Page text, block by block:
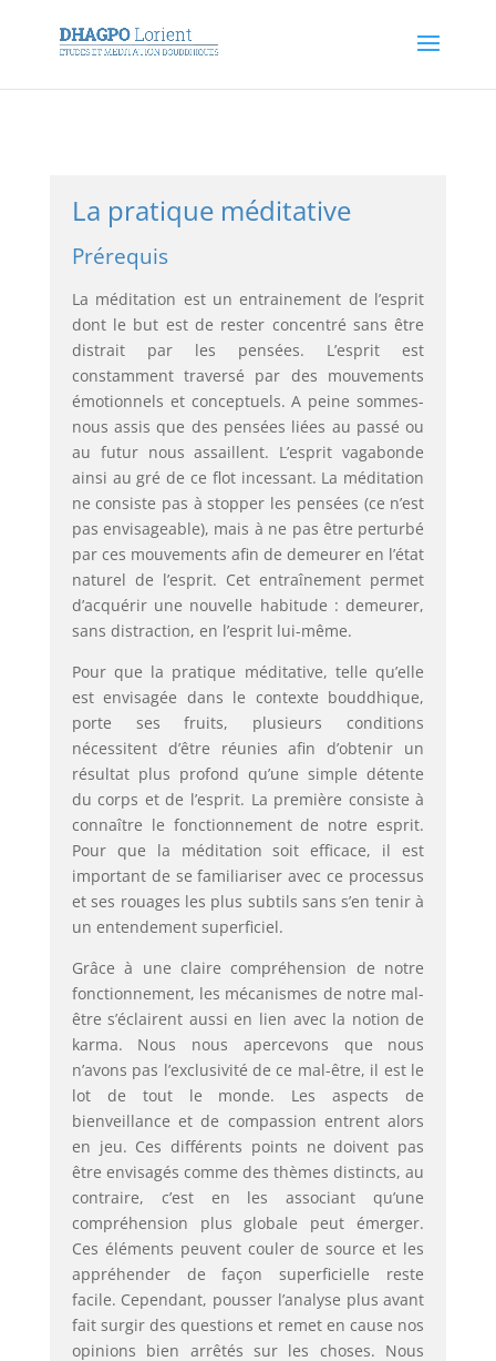
La pratique méditative
Prérequis
La méditation est un entrainement de l’esprit
dont le but est de rester concentré sans être
distrait par les pensées. L’esprit est
constamment traversé par des mouvements
émotionnels et conceptuels. A peine sommes-
nous assis que des pensées liées au passé ou
au futur nous assaillent. L’esprit vagabonde
ainsi au gré de ce flot incessant. La méditation
ne consiste pas à stopper les pensées (ce n’est
pas envisageable), mais à ne pas être perturbé
par ces mouvements afin de demeurer en l’état
naturel de l’esprit. Cet entraînement permet
d’acquérir une nouvelle habitude : demeurer,
sans distraction, en l’esprit lui-même.
Pour que la pratique méditative, telle qu’elle
est envisagée dans le contexte bouddhique,
porte ses fruits, plusieurs conditions
nécessitent d’être réunies afin d’obtenir un
résultat plus profond qu’une simple détente
du corps et de l’esprit. La première consiste à
connaître le fonctionnement de notre esprit.
Pour que la méditation soit efficace, il est
important de se familiariser avec ce processus
et ses rouages les plus subtils sans s’en tenir à
un entendement superficiel.
Grâce à une claire compréhension de notre
fonctionnement, les mécanismes de notre mal-
être s’éclairent aussi en lien avec la notion de
karma. Nous nous apercevons que nous
n’avons pas l’exclusivité de ce mal-être, il est le
lot de tout le monde. Les aspects de
bienveillance et de compassion entrent alors
en jeu. Ces différents points ne doivent pas
être envisagés comme des thèmes distincts, au
contraire, c’est en les associant qu’une
compréhension plus globale peut émerger.
Ces éléments peuvent couler de source et les
appréhender de façon superficielle reste
facile. Cependant, pousser l’analyse plus avant
fait surgir des questions et remet en cause nos
opinions bien arrêtés sur les choses. Nous